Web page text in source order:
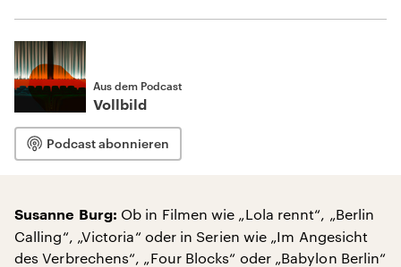
Aus dem Podcast
Vollbild
Podcast abonnieren
Susanne Burg: Ob in Filmen wie „Lola rennt“, „Berlin
Calling“, „Victoria“ oder in Serien wie „Im Angesicht
des Verbrechens“, „Four Blocks“ oder „Babylon Berlin“